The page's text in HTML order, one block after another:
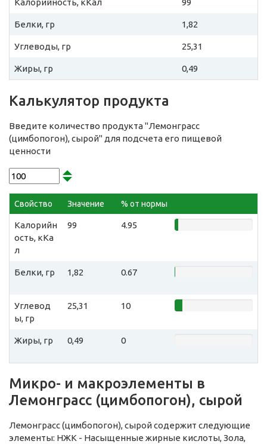
Белки, гр 1,82
Углеводы, гр 25,31
Жиры, гр 0,49
Калькулятор продукта
Введите количество продукта "Лемонграсс
(цимбопогон), сырой" для подсчета его пищевой
ценности
Свойство Значение % от нормы
Калорийн
ость, кКа
л
99 4.95
Белки, гр 1,82 0.67
Углевод
ы, гр
25,31 10
Жиры, гр 0,49 0
Микро- и макроэлементы в
Лемонграсс (цимбопогон), сырой
Лемонграсс (цимбопогон), сырой содержит следующие
элементы: НЖК - Насыщенные жирные кислоты, Зола,